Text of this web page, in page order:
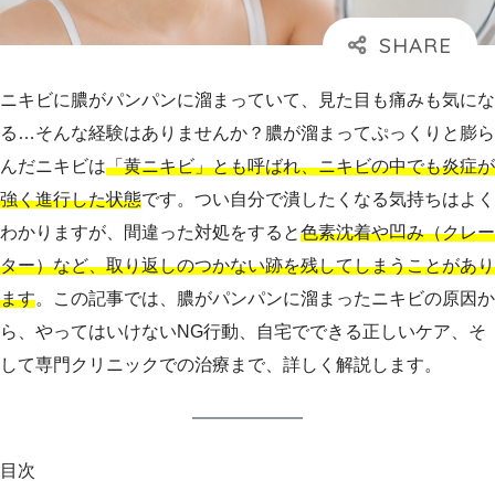
ニキビに膿がパンパンに溜まっていて、見た目も痛みも気にな
る…そんな経験はありませんか？膿が溜まってぷっくりと膨ら
んだニキビは「黄ニキビ」とも呼ばれ、ニキビの中でも炎症が
強く進行した状態です。つい自分で潰したくなる気持ちはよく
わかりますが、間違った対処をすると色素沈着や凹み（クレー
ター）など、取り返しのつかない跡を残してしまうことがあり
ます。この記事では、膿がパンパンに溜まったニキビの原因か
ら、やってはいけないNG行動、自宅でできる正しいケア、そ
して専門クリニックでの治療まで、詳しく解説します。
目次